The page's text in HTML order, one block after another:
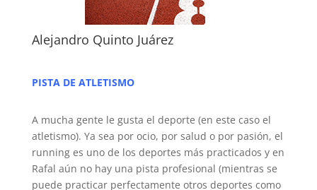
Alejandro Quinto Juárez
PISTA DE ATLETISMO
A mucha gente le gusta el deporte (en este caso el
atletismo). Ya sea por ocio, por salud o por pasión, el
running es uno de los deportes más practicados y en
Rafal aún no hay una pista profesional (mientras se
puede practicar perfectamente otros deportes como